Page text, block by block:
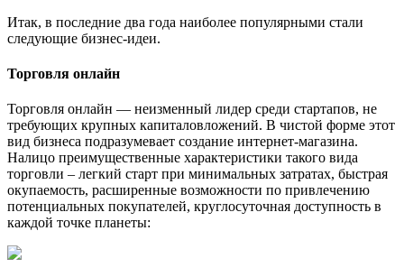
Итак, в последние два года наиболее популярными стали
следующие бизнес-идеи.
Торговля онлайн
Торговля онлайн — неизменный лидер среди стартапов, не
требующих крупных капиталовложений. В чистой форме этот
вид бизнеса подразумевает создание интернет-магазина.
Налицо преимущественные характеристики такого вида
торговли – легкий старт при минимальных затратах, быстрая
окупаемость, расширенные возможности по привлечению
потенциальных покупателей, круглосуточная доступность в
каждой точке планеты: